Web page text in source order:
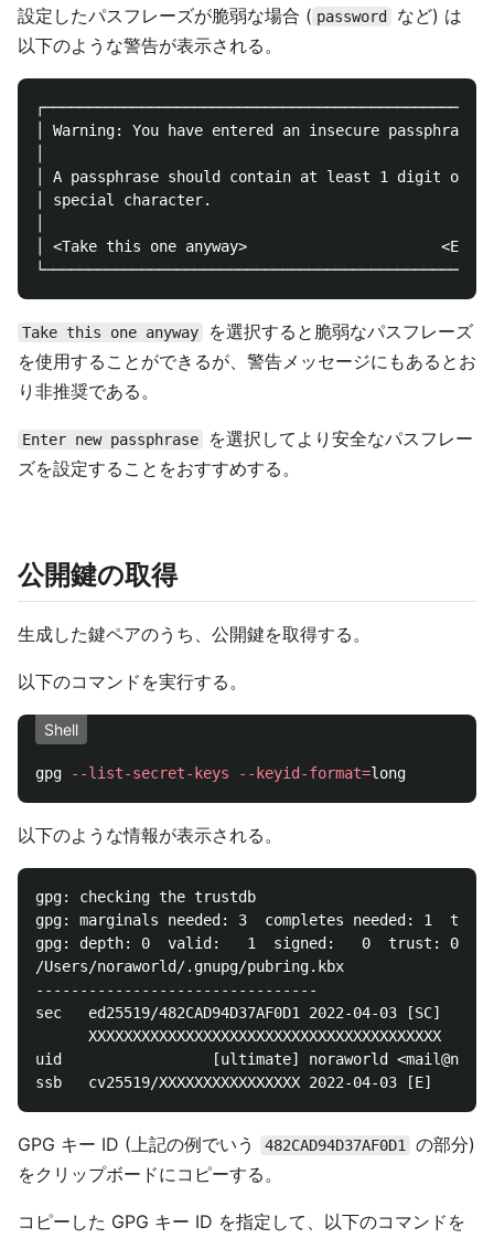
設定したパスフレーズが脆弱な場合 ( password
など) は
以下のような警告が表示される。
│ Warning: You have entered an insecure
│ A passphrase should contain at least 1
│ special character.
│ <Take this one anyway>                      <Enter
Take this one anyway
を選択すると脆弱なパスフレーズ
を使用することができるが、警告メッセージにもあるとお
り非推奨である。
Enter new passphrase
を選択してより安全なパスフレー
ズを設定することをおすすめする。
公開鍵の取得
生成した鍵ペアのうち、公開鍵を取得する。
以下のコマンドを実行する。
Shell
gpg --list-secret-keys --keyid-format=
以下のような情報が表示される。
gpg: checking the trustdb
gpg: marginals needed: 3  completes needed: 1
gpg: depth: 0  valid:   1  signed:   0  trust: 0-,
/Users/noraworld/.gnupg/pubring.kbx
--------------------------------
sec   ed25519/482CAD94D37AF0D1 2022-04-03 [SC]
      XXXXXXXXXXXXXXXXXXXXXXXXXXXXXXXXXXXXXXXX
uid                 [ultimate] noraworld
GPG キー ID (上記の例でいう 482CAD94D37AF0D1
の部分)
をクリップボードにコピーする。
コピーした GPG キー ID を指定して、以下のコマンドを